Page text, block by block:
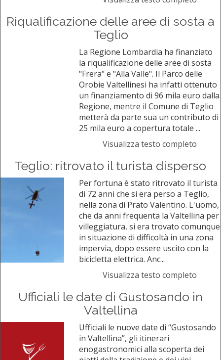
Riqualificazione delle aree di sosta a
Teglio
La Regione Lombardia ha finanziato
la riqualificazione delle aree di sosta
"Frera" e "Alla Valle". Il Parco delle
Orobie Valtellinesi ha infatti ottenuto
un finanziamento di 96 mila euro dalla
Regione, mentre il Comune di Teglio
metterà da parte sua un contributo di
25 mila euro a copertura totale ...
Visualizza testo completo
Teglio: ritrovato il turista disperso
Per fortuna è stato ritrovato il turista
di 72 anni che si era perso a Teglio,
nella zona di Prato Valentino. L'uomo,
che da anni frequenta la Valtellina per
villeggiatura, si era trovato comunque
in situazione di difficoltà in una zona
impervia, dopo essere uscito con la
bicicletta elettrica. Anc...
Visualizza testo completo
Ufficiali le date di Gustosando in
Valtellina
Ufficiali le nuove date di “Gustosando
in Valtellina”, gli itinerari
enogastronomici alla scoperta dei